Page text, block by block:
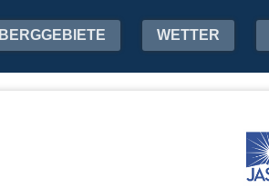
BERGGEBIETE WETTER